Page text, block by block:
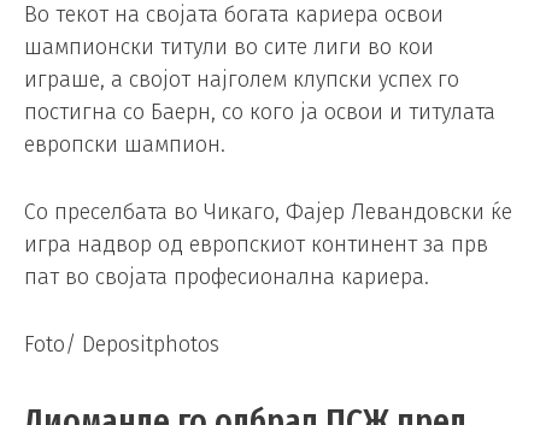
Во текот на својата богата кариера освои
шампионски титули во сите лиги во кои
играше, а својот најголем клупски успех го
постигна со Баерн, со кого ја освои и титулата
европски шампион.
Со преселбата во Чикаго, Фајер Левандовски ќе
игра надвор од европскиот континент за прв
пат во својата професионална кариера.
Foto/ Depositphotos